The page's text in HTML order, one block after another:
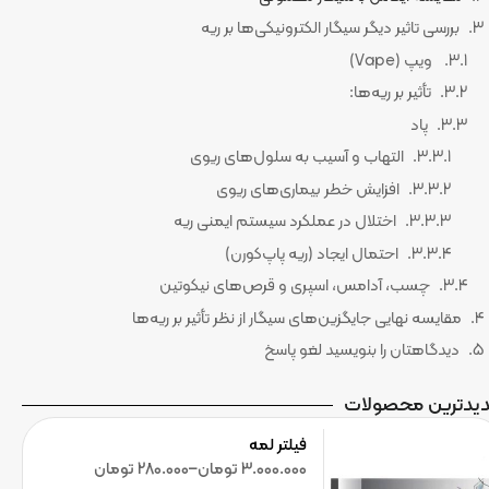
بررسی تاثیر دیگر سیگار الکترونیکی‌ها بر ریه
ویپ (Vape)
تأثیر بر ریه‌ها:
پاد
التهاب و آسیب به سلول‌های ریوی
افزایش خطر بیماری‌های ریوی
اختلال در عملکرد سیستم ایمنی ریه
احتمال ایجاد (ریه پاپ‌کورن)
چسب، آدامس، اسپری و قرص‌های نیکوتین
مقایسه نهایی جایگزین‌های سیگار از نظر تأثیر بر ریه‌ها
دیدگاهتان را بنویسید لغو پاسخ
محصولات
فیلتر لمه
3.000.000تومان–
280.000تومان